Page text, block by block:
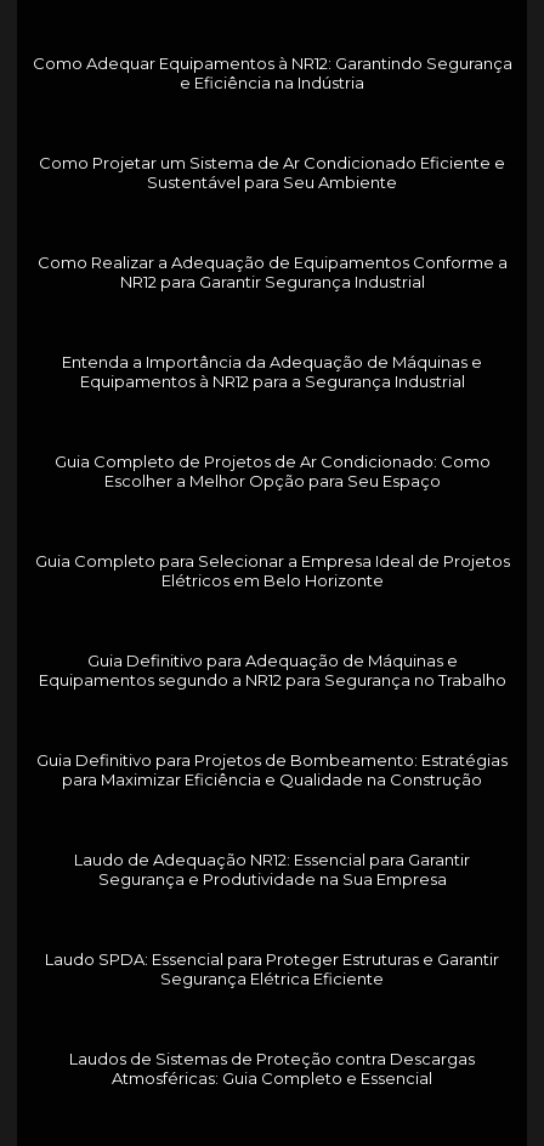
Como Adequar Equipamentos à NR12: Garantindo Segurança
e Eficiência na Indústria
Como Projetar um Sistema de Ar Condicionado Eficiente e
Sustentável para Seu Ambiente
Como Realizar a Adequação de Equipamentos Conforme a
NR12 para Garantir Segurança Industrial
Entenda a Importância da Adequação de Máquinas e
Equipamentos à NR12 para a Segurança Industrial
Guia Completo de Projetos de Ar Condicionado: Como
Escolher a Melhor Opção para Seu Espaço
Guia Completo para Selecionar a Empresa Ideal de Projetos
Elétricos em Belo Horizonte
Guia Definitivo para Adequação de Máquinas e
Equipamentos segundo a NR12 para Segurança no Trabalho
Guia Definitivo para Projetos de Bombeamento: Estratégias
para Maximizar Eficiência e Qualidade na Construção
Laudo de Adequação NR12: Essencial para Garantir
Segurança e Produtividade na Sua Empresa
Laudo SPDA: Essencial para Proteger Estruturas e Garantir
Segurança Elétrica Eficiente
Laudos de Sistemas de Proteção contra Descargas
Atmosféricas: Guia Completo e Essencial